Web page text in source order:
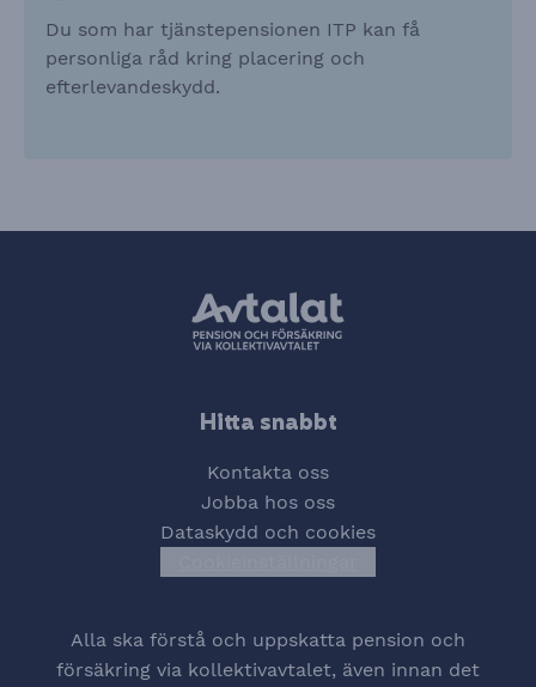
Du som har tjänstepensionen ITP kan få
personliga råd kring placering och
efterlevandeskydd.
Hitta snabbt
Kontakta oss
Jobba hos oss
Dataskydd och cookies
Alla ska förstå och uppskatta pension och
försäkring via kollektivavtalet, även innan det